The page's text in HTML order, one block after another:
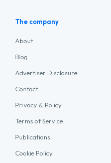
The company
About
Blog
Advertiser Disclosure
Contact
Privacy & Policy
Terms of Service
Publications
Cookie Policy